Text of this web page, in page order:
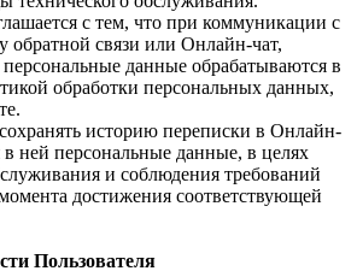
с тем, что при коммуникации с
обратной связи или Онлайн-чат,
данные обрабатываются в
обработки персональных данных,
историю переписки в Онлайн-
ней персональные данные, в целях
и соблюдения требований
достижения соответствующей
Пользователя